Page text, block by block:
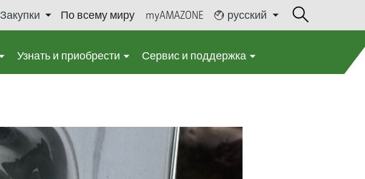
Закупки По всему миру myAMAZONE русский
Узнать и приобрести Сервис и поддержка